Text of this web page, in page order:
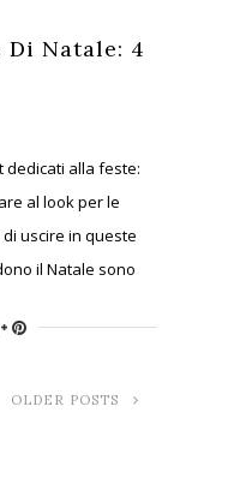
Di Natale: 4
dedicati alla feste:
al look per le
uscire in queste
il Natale sono
OLDER POSTS